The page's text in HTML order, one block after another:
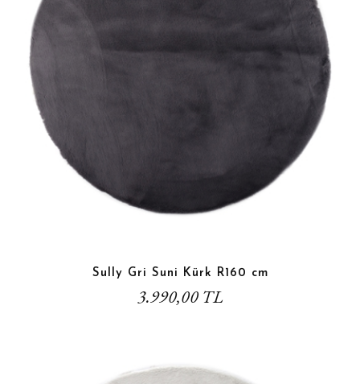
Sully Gri Suni Kürk R160 cm
3.990,00 TL